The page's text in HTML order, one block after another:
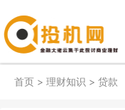
首页 > 理财知识 > 贷款